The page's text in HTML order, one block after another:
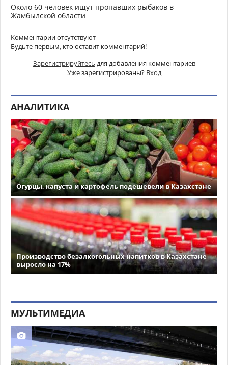
Около 60 человек ищут пропавших рыбаков в
Жамбылской области
Комментарии отсутствуют
Будьте первым, кто оставит комментарий!
Зарегистрируйтесь для добавления комментариев
Уже зарегистрированы? Вход
АНАЛИТИКА
Огурцы, капуста и картофель подешевели в Казахстане
Производство безалкогольных напитков в Казахстане
выросло на 17%
МУЛЬТИМЕДИА